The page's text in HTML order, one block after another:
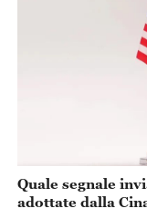
Quale segnale
adottate dalla